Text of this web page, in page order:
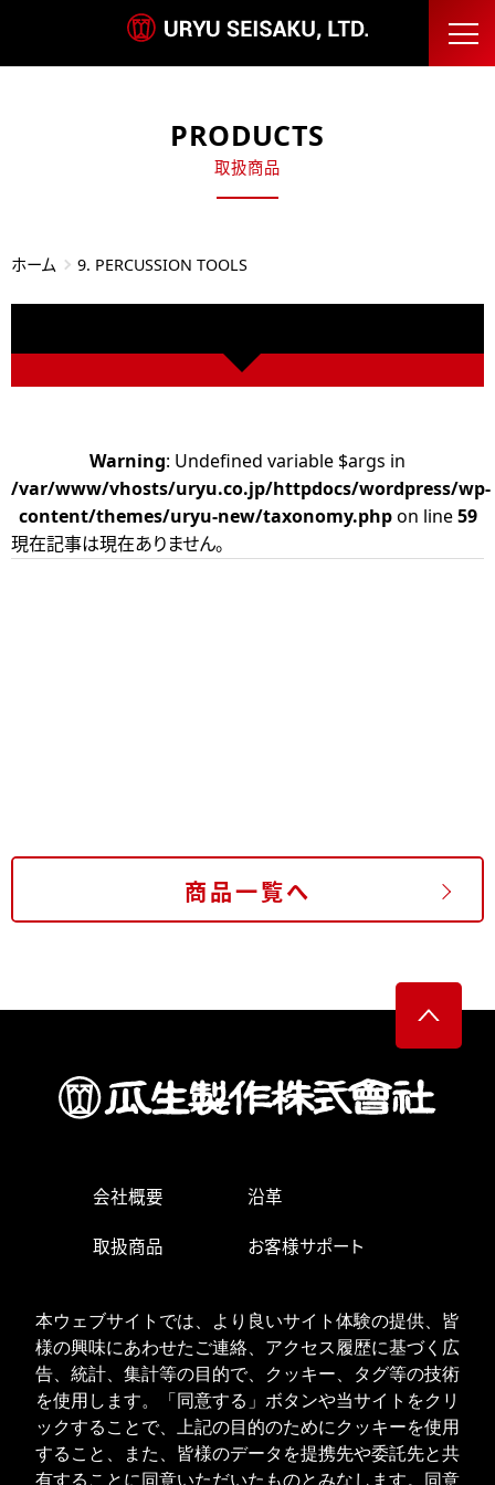
本ウェブサイトでは、より良いサイト体験の提供、皆
様の興味にあわせたご連絡、アクセス履歴に基づく広
告、統計、集計等の目的で、クッキー、タグ等の技術
を使用します。「同意する」ボタンや当サイトをクリ
ックすることで、上記の目的のためにクッキーを使用
すること、また、皆様のデータを提携先や委託先と共
有することに同意いただいたものとみなします。同意
PRODUCTS
取扱商品
ホーム 9. PERCUSSION TOOLS
Warning: Undefined variable $args in
/var/www/vhosts/uryu.co.jp/httpdocs/wordpress/wp-
content/themes/uryu-new/taxonomy.phpon line59
現在記事は現在ありません。
商品一覧へ
会社概要 沿革
取扱商品 お客様サポート
お問い合わせ
ISOへの取り組み
個人情報の取り扱い
クッキーポリシー